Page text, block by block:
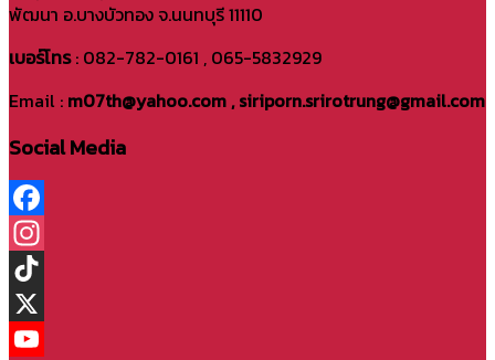
พัฒนา อ.บางบัวทอง จ.นนทบุรี 11110
เบอร์โทร: 082-782-0161 , 065-5832929
Email : m07th@yahoo.com , siriporn.srirotrung@gmail.com
Social Media
Facebook
Instagram
TikTok
X